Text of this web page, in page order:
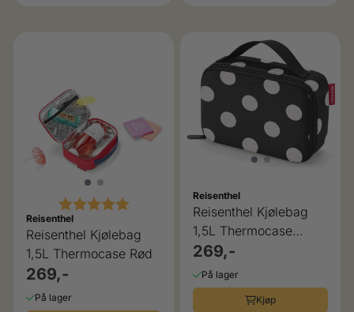
Karakter: 5.0 av 5 mulige
Reisenthel
Reisenthel Kjølebag
1,5L Thermocase Rød
269,-
På lager
Reisenthel
Reisenthel Kjølebag
1,5L Thermocase
White Dots
269,-
På lager
Kjøp